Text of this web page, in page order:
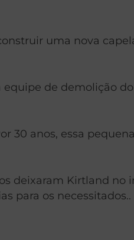
uma nova
de demolição
30 anos, essa
deixaram Kirtland no
para os necessitados..